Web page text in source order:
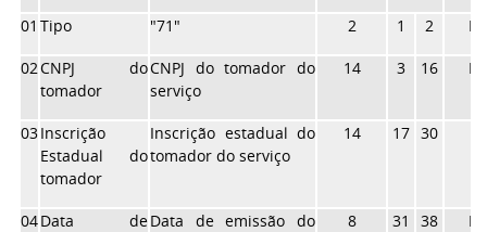
01 Tipo "71" 2 1 2 N
02CNPJ do
tomador
CNPJ do tomador do
serviço
14 3 16 N
03Inscrição
Estadual do
tomador
Inscrição estadual do
tomador do serviço
14 17 30
04Data deData de emissão do
8 31 38 N